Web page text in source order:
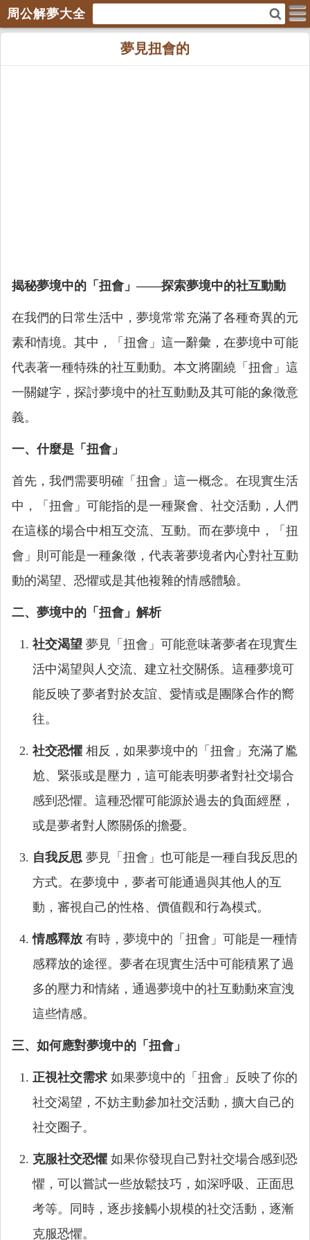
周公解夢大全
夢見扭會的
揭秘夢境中的「扭會」——探索夢境中的社互動動
在我們的日常生活中，夢境常常充滿了各種奇異的元
素和情境。其中，「扭會」這一辭彙，在夢境中可能
代表著一種特殊的社互動動。本文將圍繞「扭會」這
一關鍵字，探討夢境中的社互動動及其可能的象徵意
義。
一、什麼是「扭會」
首先，我們需要明確「扭會」這一概念。在現實生活
中，「扭會」可能指的是一種聚會、社交活動，人們
在這樣的場合中相互交流、互動。而在夢境中，「扭
會」則可能是一種象徵，代表著夢境者內心對社互動
動的渴望、恐懼或是其他複雜的情感體驗。
二、夢境中的「扭會」解析
社交渴望 夢見「扭會」可能意味著夢者在現實生
活中渴望與人交流、建立社交關係。這種夢境可
能反映了夢者對於友誼、愛情或是團隊合作的嚮
往。
社交恐懼 相反，如果夢境中的「扭會」充滿了尷
尬、緊張或是壓力，這可能表明夢者對社交場合
感到恐懼。這種恐懼可能源於過去的負面經歷，
或是夢者對人際關係的擔憂。
自我反思 夢見「扭會」也可能是一種自我反思的
方式。在夢境中，夢者可能通過與其他人的互
動，審視自己的性格、價值觀和行為模式。
情感釋放 有時，夢境中的「扭會」可能是一種情
感釋放的途徑。夢者在現實生活中可能積累了過
多的壓力和情緒，通過夢境中的社互動動來宣洩
這些情感。
三、如何應對夢境中的「扭會」
正視社交需求 如果夢境中的「扭會」反映了你的
社交渴望，不妨主動參加社交活動，擴大自己的
社交圈子。
克服社交恐懼 如果你發現自己對社交場合感到恐
懼，可以嘗試一些放鬆技巧，如深呼吸、正面思
考等。同時，逐步接觸小規模的社交活動，逐漸
克服恐懼。